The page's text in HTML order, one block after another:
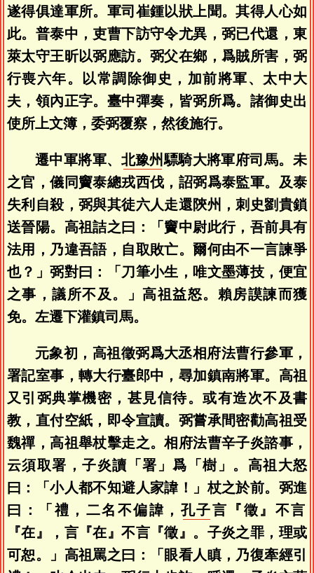
遂得俱達軍所。軍司崔鍾以狀上聞。其得人心如
此。普泰中，吏曹下訪守令尤異，弼已代還，東
萊太守王昕以弼應訪。弼父在鄉，爲賊所害，弼
行喪六年。以常調除御史，加前將軍、太中大
夫，領內正字。臺中彈奏，皆弼所爲。諸御史出
使所上文簿，委弼覆察，然後施行。
遷中軍將軍、 北豫州驃騎大將軍府司馬。未
之官，儀同竇泰總戎西伐，詔弼爲泰監軍。及泰
失利自殺，弼與其徒六人走還陝州，刺史劉貴鎖
送晉陽。高祖詰之曰：「竇中尉此行，吾前具有
法用，乃違吾語，自取敗亡。爾何由不一言諫爭
也？」弼對曰：「刀筆小生，唯文墨薄技，便宜
之事，議所不及。」高祖益怒。賴房謨諫而獲
免。左遷下灌鎮司馬。
元象初，高祖徵弼爲大丞相府法曹行參軍，
署記室事，轉大行臺郎中，尋加鎮南將軍。高祖
又引弼典掌機密，甚見信待。或有造次不及書
教，直付空紙，即令宣讀。弼嘗承間密勸高祖受
魏禪，高祖舉杖擊走之。相府法曹辛子炎諮事，
云須取署，子炎讀「署」爲「樹」。高祖大怒
曰：「小人都不知避人家諱！」杖之於前。弼進
曰：「禮，二名不偏諱， 孔子言『徵』不言
『在』，言『在』不言『徵』。子炎之罪，理或
可恕。」高祖罵之曰：「眼看人瞋，乃復牽經引